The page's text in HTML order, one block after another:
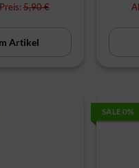
5,90 €
Artikel
SALE 0%